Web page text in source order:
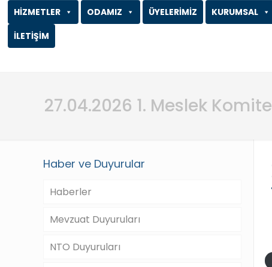
ODAMIZ
HİZMETLER ÜYELERİMİZ KURUMSAL
İLETİŞİM
27.04.2026 1. Meslek
Haber ve Duyurular
Haberler
Mevzuat Duyuruları
NTO Duyuruları